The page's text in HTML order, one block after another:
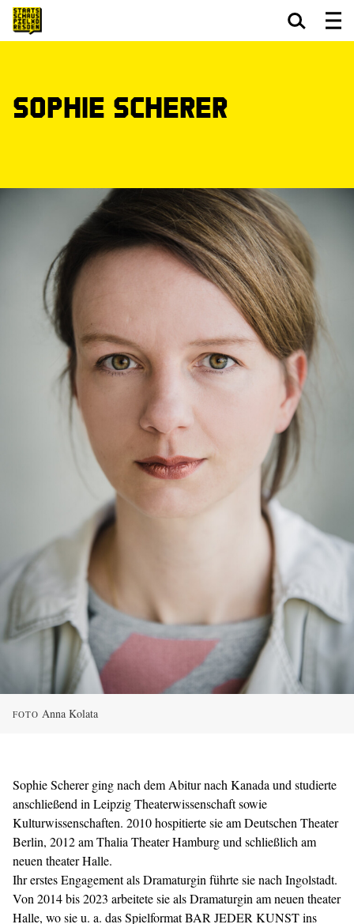
Sophie Scherer
FOTO Anna Kolata
Sophie Scherer ging nach dem Abitur nach Kanada und studierte
anschließend in Leipzig Theaterwissenschaft sowie
Kulturwissenschaften. 2010 hospitierte sie am Deutschen Theater
Berlin, 2012 am Thalia Theater Hamburg und schließlich am
neuen theater Halle.
Ihr erstes Engagement als Dramaturgin führte sie nach Ingolstadt.
Von 2014 bis 2023 arbeitete sie als Dramaturgin am neuen theater
Halle, wo sie u. a. das Spielformat BAR JEDER KUNST ins